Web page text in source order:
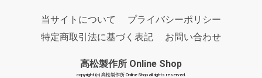
当サイトについて
プライバシーポリシー
特定商取引法に基づく表記
お問い合わせ
高松製作所 Online Shop
copyright (c) 高松製作所 Online Shop all rights reserved.